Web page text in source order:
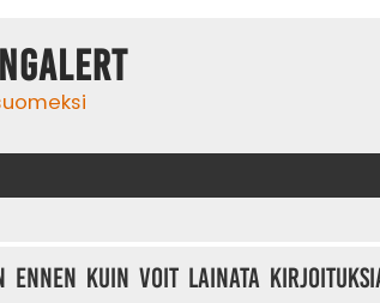
ennen kuin voit lainata